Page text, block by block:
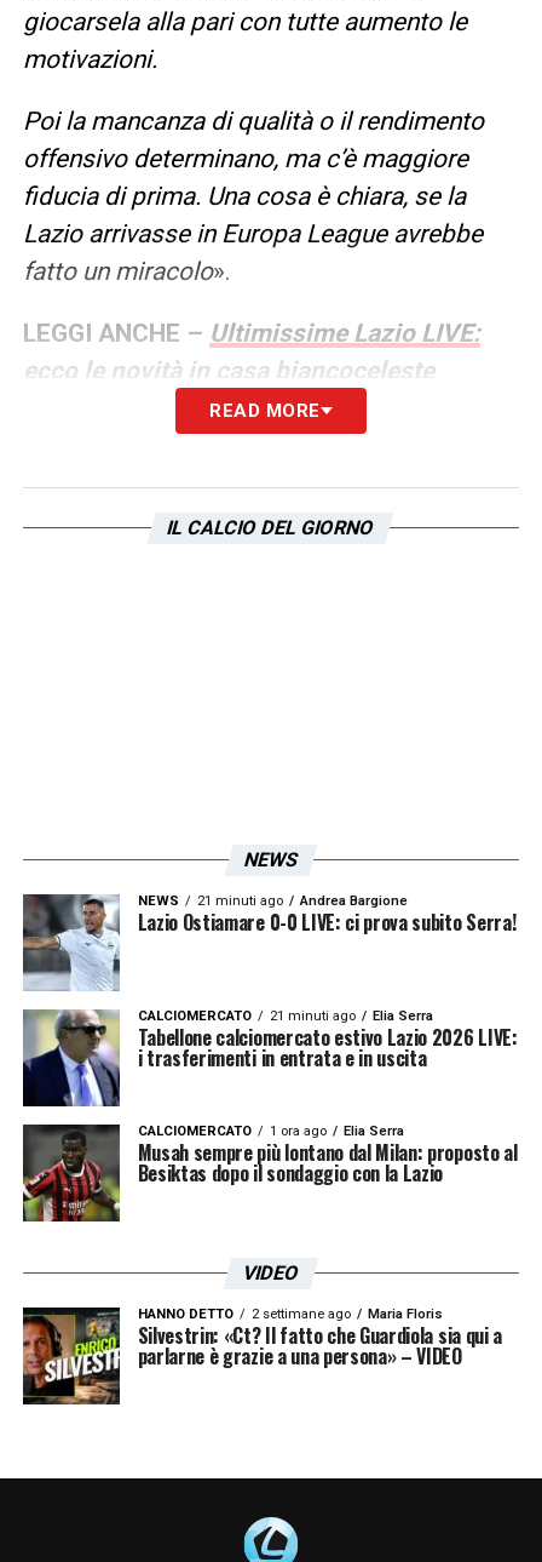
giocarsela alla pari con tutte aumento le
motivazioni.
Poi la mancanza di qualità o il rendimento
offensivo determinano, ma c’è maggiore
fiducia di prima. Una cosa è chiara, se la
Lazio arrivasse in Europa League avrebbe
fatto un miracolo».
LEGGI ANCHE – Ultimissime Lazio LIVE:
ecco le novità in casa biancoceleste
READ MORE
IL CALCIO DEL GIORNO
NEWS
NEWS 21 minuti ago Andrea Bargione
Lazio Ostiamare 0-0 LIVE: ci prova subito Serra!
CALCIOMERCATO 21 minuti ago Elia Serra
Tabellone calciomercato estivo Lazio 2026 LIVE:
i trasferimenti in entrata e in uscita
CALCIOMERCATO 1 ora ago Elia Serra
Musah sempre più lontano dal Milan: proposto al
Besiktas dopo il sondaggio con la Lazio
VIDEO
HANNO DETTO 2 settimane ago Maria Floris
Silvestrin: «Ct? Il fatto che Guardiola sia qui a
parlarne è grazie a una persona» – VIDEO